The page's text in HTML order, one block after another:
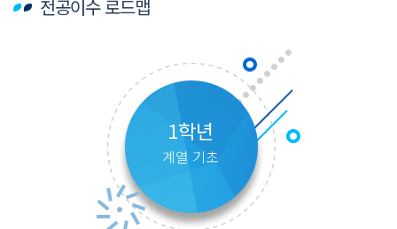
전공이수 로드맵
1학년
계열 기초